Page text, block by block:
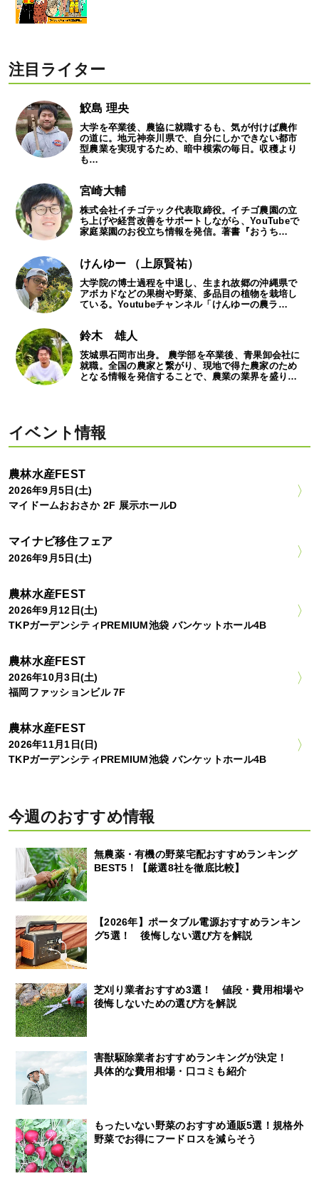
注目ライター
鮫島 理央
大学を卒業後、農協に就職するも、気が付けば農作
の道に。地元神奈川県で、自分にしかできない都市
型農業を実現するため、暗中模索の毎日。収穫より
も…
宮崎大輔
株式会社イチゴテック代表取締役。イチゴ農園の立
ち上げや経営改善をサポートしながら、YouTubeで
家庭菜園のお役立ち情報を発信。著書『おうち…
けんゆー （上原賢祐）
大学院の博士過程を中退し、生まれ故郷の沖縄県で
アボカドなどの果樹や野菜、多品目の植物を栽培し
ている。Youtubeチャンネル「けんゆーの農ラ…
鈴木 雄人
茨城県石岡市出身。 農学部を卒業後、青果卸会社に
就職。全国の農家と繋がり、現地で得た農家のため
となる情報を発信することで、農業の業界を盛り…
イベント情報
農林水産FEST
2026年9月5日(土)
マイドームおおさか 2F 展示ホールD
マイナビ移住フェア
2026年9月5日(土)
農林水産FEST
2026年9月12日(土)
TKPガーデンシティPREMIUM池袋 バンケットホール4B
農林水産FEST
2026年10月3日(土)
福岡ファッションビル 7F
農林水産FEST
2026年11月1日(日)
TKPガーデンシティPREMIUM池袋 バンケットホール4B
今週のおすすめ情報
無農薬・有機の野菜宅配おすすめランキング
BEST5！【厳選8社を徹底比較】
【2026年】ポータブル電源おすすめランキン
グ5選！ 後悔しない選び方を解説
芝刈り業者おすすめ3選！ 値段・費用相場や
後悔しないための選び方を解説
害獣駆除業者おすすめランキングが決定！
具体的な費用相場・口コミも紹介
もったいない野菜のおすすめ通販5選！規格外
野菜でお得にフードロスを減らそう